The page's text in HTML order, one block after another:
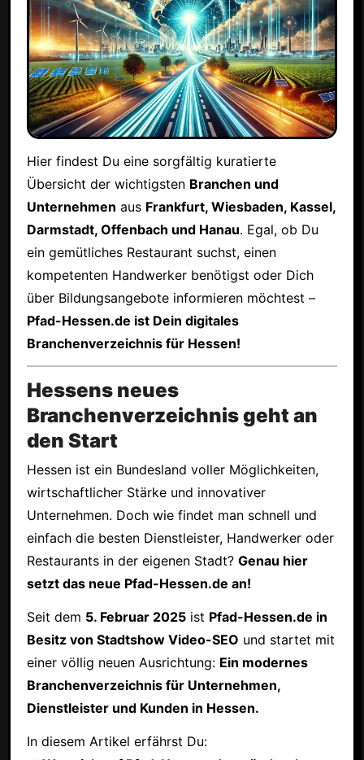
Hier findest Du eine sorgfältig kuratierte
Übersicht der wichtigsten Branchen und
Unternehmen aus Frankfurt, Wiesbaden, Kassel,
Darmstadt, Offenbach und Hanau. Egal, ob Du
ein gemütliches Restaurant suchst, einen
kompetenten Handwerker benötigst oder Dich
über Bildungsangebote informieren möchtest –
Pfad-Hessen.de ist Dein digitales
Branchenverzeichnis für Hessen!
Hessens neues
Branchenverzeichnis geht an
den Start
Hessen ist ein Bundesland voller Möglichkeiten,
wirtschaftlicher Stärke und innovativer
Unternehmen. Doch wie findet man schnell und
einfach die besten Dienstleister, Handwerker oder
Restaurants in der eigenen Stadt? Genau hier
setzt das neue Pfad-Hessen.de an!
Seit dem 5. Februar 2025ist Pfad-Hessen.de in
Besitz von Stadtshow Video-SEO und startet mit
einer völlig neuen Ausrichtung: Ein modernes
Branchenverzeichnis für Unternehmen,
Dienstleister und Kunden in Hessen.
In diesem Artikel erfährst Du: